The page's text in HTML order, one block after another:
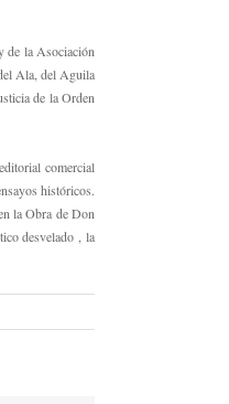
de la Asociación
Ala, del Aguila
de la Orden
comercial
históricos.
la Obra de Don
desvelado , la